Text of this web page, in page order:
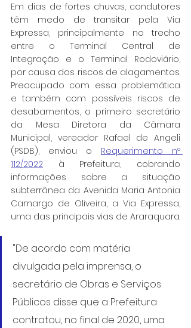
Em dias de fortes chuvas, condutores
têm medo de transitar pela Via
Expressa, principalmente no trecho
entre o Terminal Central de
Integração e o Terminal Rodoviário,
por causa dos riscos de alagamentos.
Preocupado com essa problemática
e também com possíveis riscos de
desabamentos, o primeiro secretário
da Mesa Diretora da Câmara
Municipal, vereador Rafael de Angeli
(PSDB), enviou o Requerimento nº
112/2022 à Prefeitura, cobrando
informações sobre a situação
subterrânea da Avenida Maria Antonia
Camargo de Oliveira, a Via Expressa,
uma das principais vias de Araraquara.
"De acordo com matéria
divulgada pela imprensa, o
secretário de Obras e Serviços
Públicos disse que a Prefeitura
contratou, no final de 2020, uma